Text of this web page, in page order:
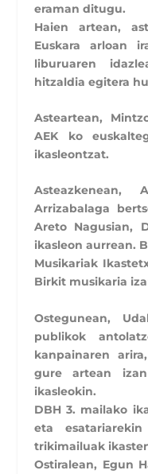
eraman ditugu.
Haien artean,
Euskara arloan
liburuaren
hitzaldia egitera
Asteartean,
AEK ko
ikasleontzat.
Arrizabalaga
Areto Nagusian,
ikasleon aurrean.
Musikariak
Birkit musikaria
Ostegunean,
publikok
kanpainaren
gure artean
ikasleokin.
DBH 3. mailako
eta
trikimailuak
Ostiralean, Egun